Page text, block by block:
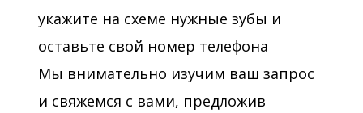
укажите на схеме нужные зубы и
оставьте свой номер телефона
Мы внимательно изучим ваш запрос
и свяжемся с вами, предложив